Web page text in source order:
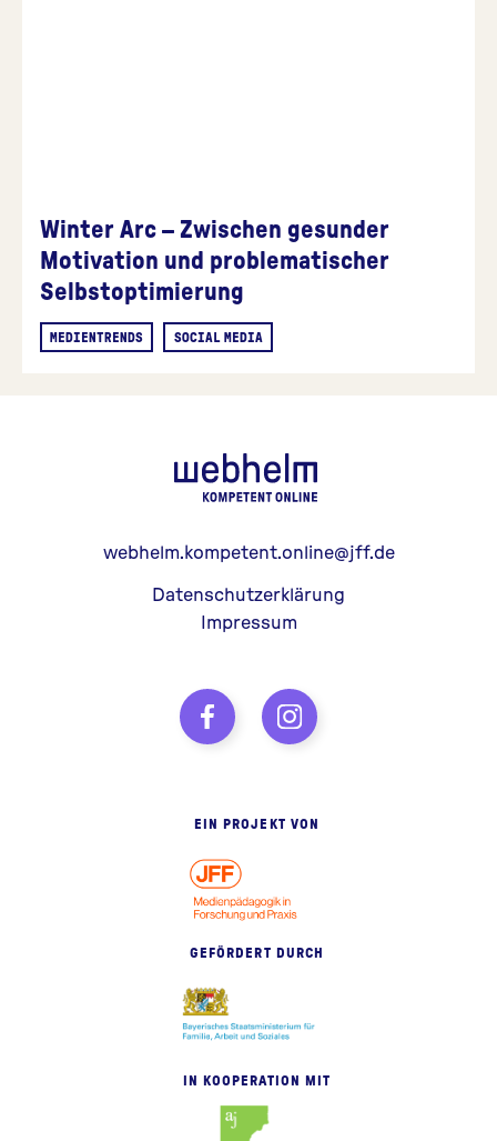
Winter Arc – Zwischen gesunder
Motivation und problematischer
Selbstoptimierung
MEDIENTRENDS SOCIAL MEDIA
webhelm.kompetent.online@jff.de
Datenschutzerklärung
Impressum
EIN PROJEKT VON
GEFÖRDERT DURCH
IN KOOPERATION MIT